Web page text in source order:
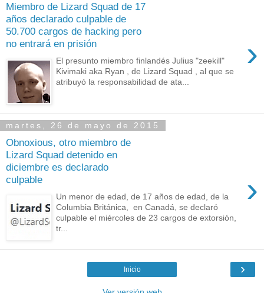
Miembro de Lizard Squad de 17
años declarado culpable de
50.700 cargos de hacking pero
no entrará en prisión
›
El presunto miembro finlandés Julius "zeekill"
Kivimaki aka Ryan , de Lizard Squad , al que se
atribuyó la responsabilidad de ata...
martes, 26 de mayo de 2015
Obnoxious, otro miembro de
Lizard Squad detenido en
diciembre es declarado
culpable
›
Un menor de edad, de 17 años de edad, de la
Columbia Británica, en Canadá, se declaró
culpable el miércoles de 23 cargos de extorsión,
tr...
›
Inicio